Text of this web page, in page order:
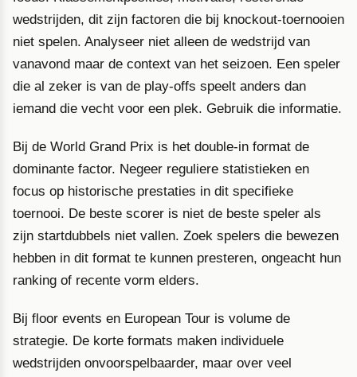
wedstrijden, dit zijn factoren die bij knockout-toernooien
niet spelen. Analyseer niet alleen de wedstrijd van
vanavond maar de context van het seizoen. Een speler
die al zeker is van de play-offs speelt anders dan
iemand die vecht voor een plek. Gebruik die informatie.
Bij de World Grand Prix is het double-in format de
dominante factor. Negeer reguliere statistieken en
focus op historische prestaties in dit specifieke
toernooi. De beste scorer is niet de beste speler als
zijn startdubbels niet vallen. Zoek spelers die bewezen
hebben in dit format te kunnen presteren, ongeacht hun
ranking of recente vorm elders.
Bij floor events en European Tour is volume de
strategie. De korte formats maken individuele
wedstrijden onvoorspelbaarder, maar over veel